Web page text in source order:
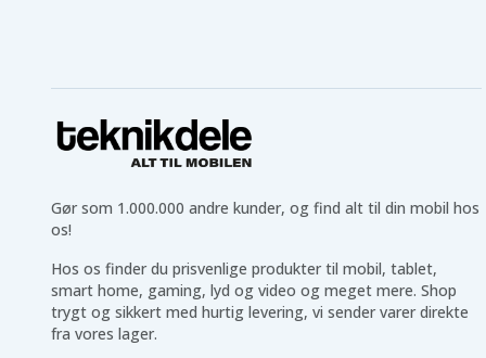
Varemærke
Gør som 1.000.000 andre kunder, og find alt til din mobil hos
os!
Hos os finder du prisvenlige produkter til mobil, tablet,
smart home, gaming, lyd og video og meget mere. Shop
trygt og sikkert med hurtig levering, vi sender varer direkte
fra vores lager.